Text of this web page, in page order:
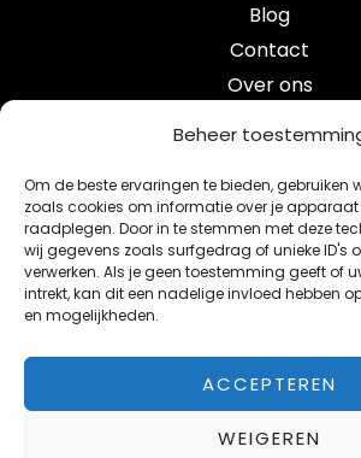
Beheer
Om de beste ervaringen te bieden, gebruiken
zoals cookies om informatie over je
raadplegen. Door in te stemmen met deze
wij gegevens zoals surfgedrag of unieke ID's
verwerken. Als je geen toestemming geeft of
intrekt, kan dit een nadelige invloed hebben
en mogelijkheden.
ACCEPTEREN
WEIGEREN
Blog
Contact
Over ons
Categorieën
crypto
e-mobility
maak je studentenkamer smart
smart blog